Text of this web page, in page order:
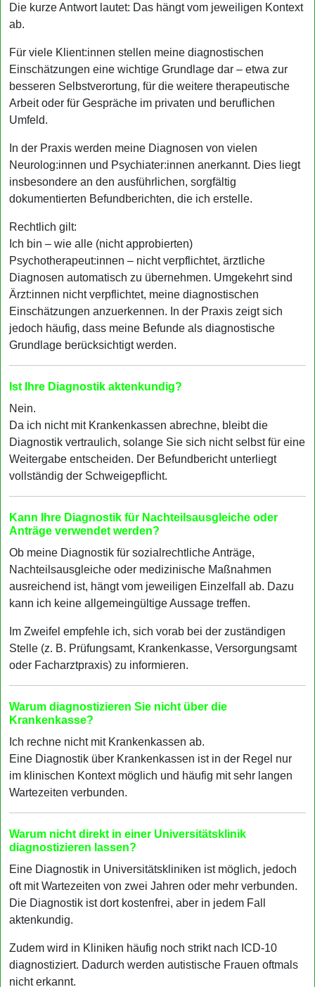
Die kurze Antwort lautet: Das hängt vom jeweiligen Kontext
ab.
Für viele Klient:innen stellen meine diagnostischen
Einschätzungen eine wichtige Grundlage dar – etwa zur
besseren Selbstverortung, für die weitere therapeutische
Arbeit oder für Gespräche im privaten und beruflichen
Umfeld.
In der Praxis werden meine Diagnosen von vielen
Neurolog:innen und Psychiater:innen anerkannt. Dies liegt
insbesondere an den ausführlichen, sorgfältig
dokumentierten Befundberichten, die ich erstelle.
Rechtlich gilt:
Ich bin – wie alle (nicht approbierten)
Psychotherapeut:innen – nicht verpflichtet, ärztliche
Diagnosen automatisch zu übernehmen. Umgekehrt sind
Ärzt:innen nicht verpflichtet, meine diagnostischen
Einschätzungen anzuerkennen. In der Praxis zeigt sich
jedoch häufig, dass meine Befunde als diagnostische
Grundlage berücksichtigt werden.
Ist Ihre Diagnostik aktenkundig?
Nein.
Da ich nicht mit Krankenkassen abrechne, bleibt die
Diagnostik vertraulich, solange Sie sich nicht selbst für eine
Weitergabe entscheiden. Der Befundbericht unterliegt
vollständig der Schweigepflicht.
Kann Ihre Diagnostik für Nachteilsausgleiche oder
Anträge verwendet werden?
Ob meine Diagnostik für sozialrechtliche Anträge,
Nachteilsausgleiche oder medizinische Maßnahmen
ausreichend ist, hängt vom jeweiligen Einzelfall ab. Dazu
kann ich keine allgemeingültige Aussage treffen.
Im Zweifel empfehle ich, sich vorab bei der zuständigen
Stelle (z. B. Prüfungsamt, Krankenkasse, Versorgungsamt
oder Facharztpraxis) zu informieren.
Warum diagnostizieren Sie nicht über die
Krankenkasse?
Ich rechne nicht mit Krankenkassen ab.
Eine Diagnostik über Krankenkassen ist in der Regel nur
im klinischen Kontext möglich und häufig mit sehr langen
Wartezeiten verbunden.
Warum nicht direkt in einer Universitätsklinik
diagnostizieren lassen?
Eine Diagnostik in Universitätskliniken ist möglich, jedoch
oft mit Wartezeiten von zwei Jahren oder mehr verbunden.
Die Diagnostik ist dort kostenfrei, aber in jedem Fall
aktenkundig.
Zudem wird in Kliniken häufig noch strikt nach ICD-10
diagnostiziert. Dadurch werden autistische Frauen oftmals
nicht erkannt.